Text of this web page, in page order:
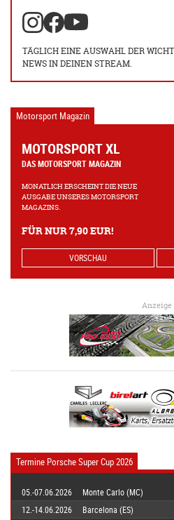
TÄGLICH EINE AUSWAHL DER
NEWS IN DEINEN STREAM.
Motorsport Magazin
MOTORSPORT XL
DAS MOTORSPORT MAGAZIN
MONATLICH ERSCHEINT DIE NEUE
AUSGABE UNSERES MOTORSPORT
MAGAZINS.
FÜR NUR 7,90 EUR!
VORSCHAU
Anzeige
Termine Porsche Super Cup 2026
05.-07.06.2026
Monte Carlo (MC)
12.-14.06.2026
Barcelona (ES)